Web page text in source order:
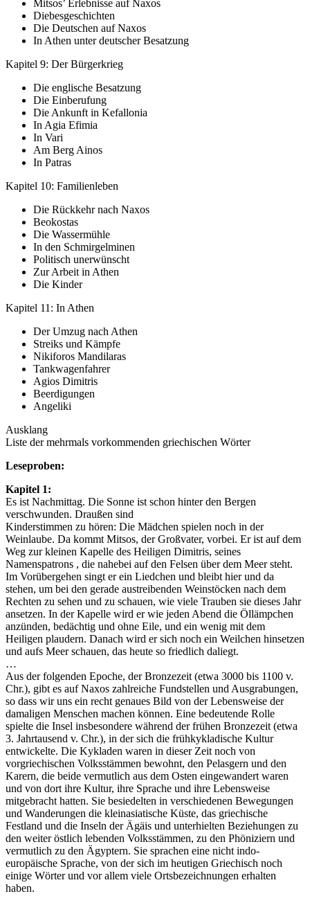
Mitsos’ Erlebnisse auf Naxos
Diebesgeschichten
Die Deutschen auf Naxos
In Athen unter deutscher Besatzung
Kapitel 9: Der Bürgerkrieg
Die englische Besatzung
Die Einberufung
Die Ankunft in Kefallonia
In Agia Efimia
In Vari
Am Berg Ainos
In Patras
Kapitel 10: Familienleben
Die Rückkehr nach Naxos
Beokostas
Die Wassermühle
In den Schmirgelminen
Politisch unerwünscht
Zur Arbeit in Athen
Die Kinder
Kapitel 11: In Athen
Der Umzug nach Athen
Streiks und Kämpfe
Nikiforos Mandilaras
Tankwagenfahrer
Agios Dimitris
Beerdigungen
Angeliki
Ausklang
Liste der mehrmals vorkommenden griechischen Wörter
Leseproben:
Kapitel 1:
Es ist Nachmittag. Die Sonne ist schon hinter den Bergen
verschwunden. Draußen sind
Kinderstimmen zu hören: Die Mädchen spielen noch in der
Weinlaube. Da kommt Mitsos, der Großvater, vorbei. Er ist auf dem
Weg zur kleinen Kapelle des Heiligen Dimitris, seines
Namenspatrons , die nahebei auf den Felsen über dem Meer steht.
Im Vorübergehen singt er ein Liedchen und bleibt hier und da
stehen, um bei den gerade austreibenden Weinstöcken nach dem
Rechten zu sehen und zu schauen, wie viele Trauben sie dieses Jahr
ansetzen. In der Kapelle wird er wie jeden Abend die Öllämpchen
anzünden, bedächtig und ohne Eile, und ein wenig mit dem
Heiligen plaudern. Danach wird er sich noch ein Weilchen hinsetzen
und aufs Meer schauen, das heute so friedlich daliegt.
…
Aus der folgenden Epoche, der Bronzezeit (etwa 3000 bis 1100 v.
Chr.), gibt es auf Naxos zahlreiche Fundstellen und Ausgrabungen,
so dass wir uns ein recht genaues Bild von der Lebensweise der
damaligen Menschen machen können. Eine bedeutende Rolle
spielte die Insel insbesondere während der frühen Bronzezeit (etwa
3. Jahrtausend v. Chr.), in der sich die frühkykladische Kultur
entwickelte. Die Kykladen waren in dieser Zeit noch von
vorgriechischen Volksstämmen bewohnt, den Pelasgern und den
Karern, die beide vermutlich aus dem Osten eingewandert waren
und von dort ihre Kultur, ihre Sprache und ihre Lebensweise
mitgebracht hatten. Sie besiedelten in verschiedenen Bewegungen
und Wanderungen die kleinasiatische Küste, das griechische
Festland und die Inseln der Ägäis und unterhielten Beziehungen zu
den weiter östlich lebenden Volksstämmen, zu den Phöniziern und
vermutlich zu den Ägyptern. Sie sprachen eine nicht indo-
europäische Sprache, von der sich im heutigen Griechisch noch
einige Wörter und vor allem viele Ortsbezeichnungen erhalten
haben.